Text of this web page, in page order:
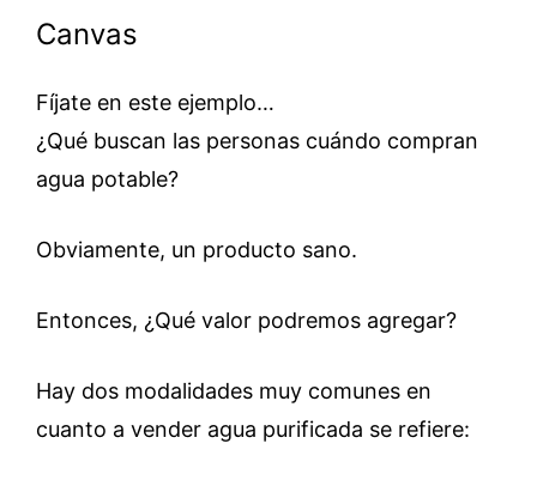
Canvas
Fíjate en este ejemplo…
¿Qué buscan las personas cuándo compran
agua potable?
Obviamente, un producto sano.
Entonces, ¿Qué valor podremos agregar?
Hay dos modalidades muy comunes en
cuanto a vender agua purificada se refiere: